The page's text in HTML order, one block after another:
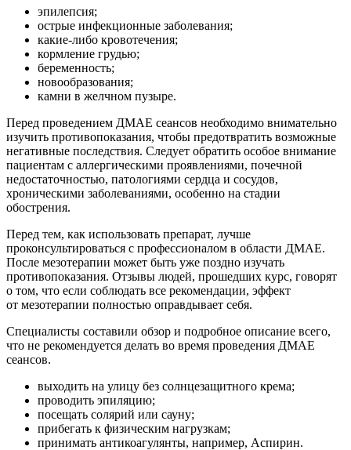
эпилепсия;
острые инфекционные заболевания;
какие-либо кровотечения;
кормление грудью;
беременность;
новообразования;
камни в желчном пузыре.
Перед проведением ДМАЕ сеансов необходимо внимательно
изучить противопоказания, чтобы предотвратить возможные
негативные последствия. Следует обратить особое внимание
пациентам с аллергическими проявлениями, почечной
недостаточностью, патологиями сердца и сосудов,
хроническими заболеваниями, особенно на стадии
обострения.
Перед тем, как использовать препарат, лучше
проконсультироваться с профессионалом в области ДМАЕ.
После мезотерапии может быть уже поздно изучать
противопоказания. Отзывы людей, прошедших курс, говорят
о том, что если соблюдать все рекомендации, эффект
от мезотерапии полностью оправдывает себя.
Специалисты составили обзор и подробное описание всего,
что не рекомендуется делать во время проведения ДМАЕ
сеансов.
выходить на улицу без солнцезащитного крема;
проводить эпиляцию;
посещать солярий или сауну;
прибегать к физическим нагрузкам;
принимать антикоагулянты, например, Аспирин.